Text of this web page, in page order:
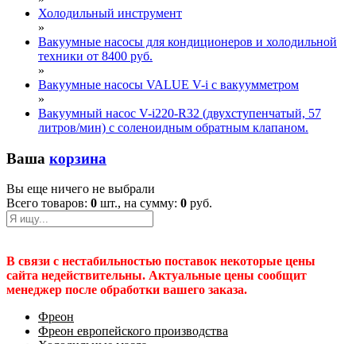
Холодильный инструмент
»
Вакуумные насосы для кондиционеров и холодильной
техники от 8400 руб.
»
Вакуумные насосы VALUE V-i с вакуумметром
»
Вакуумный насос V-i220-R32 (двухступенчатый, 57
литров/мин) с соленоидным обратным клапаном.
Ваша корзина
Вы еще ничего не выбрали
Всего товаров: 0 шт., на сумму: 0 руб.
В связи с нестабильностью поставок некоторые цены
сайта недействительны. Актуальные цены сообщит
менеджер после обработки вашего заказа.
Фреон
Фреон европейского производства